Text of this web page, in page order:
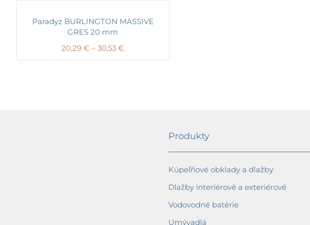
Paradyz BURLINGTON MASSIVE
GRES 20 mm
20,29 € – 30,53 €
range:
Produkty
Kúpeľňové obklady a dlažby
Dlažby interiérové a exteriérové
Vodovodné batérie
Umývadlá